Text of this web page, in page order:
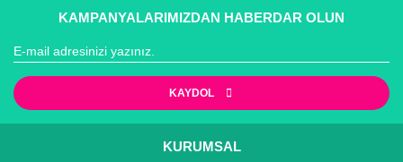
KAMPANYALARIMIZDAN HABERDAR OLUN
KAYDOL
KURUMSAL